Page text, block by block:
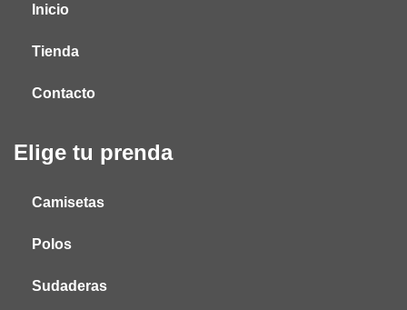
Inicio
Tienda
Contacto
Elige tu prenda
Camisetas
Polos
Sudaderas